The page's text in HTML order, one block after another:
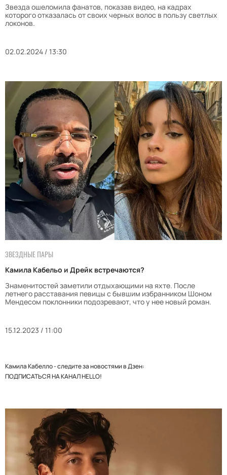
Звезда ошеломила фанатов, показав видео, на кадрах
которого отказалась от своих черных волос в пользу светлых
локонов.
02.02.2024 / 13:30
ЗВЕЗДНЫЕ ПАРЫ
Камила Кабельо и Дрейк встречаются?
Знаменитостей заметили отдыхающими на яхте. После
летнего расставания певицы с бывшим избранником Шоном
Мендесом поклонники подозревают, что у нее новый роман.
15.12.2023 / 11:00
Камила Кабелло - следите за новостями в Дзен:
ПОДПИСАТЬСЯ НА КАНАЛ HELLO!